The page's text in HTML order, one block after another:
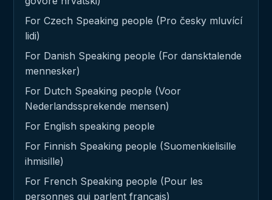
For Czech Speaking people (Pro česky mluvící
lidi)
For Danish Speaking people (For dansktalende
mennesker)
For Dutch Speaking people (Voor
Nederlandssprekende mensen)
For English speaking people
For Finnish Speaking people (Suomenkielisille
ihmisille)
For French Speaking people (Pour les
personnes qui parlent français)